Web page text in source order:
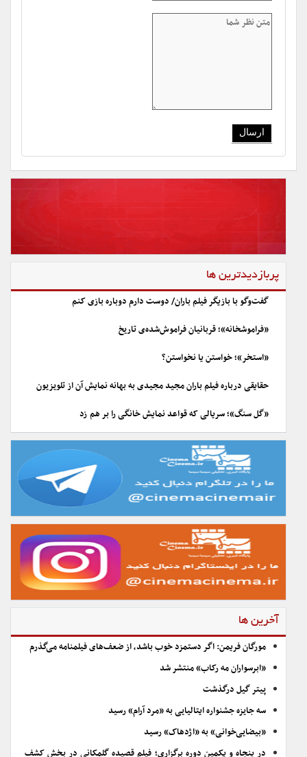
پربازدیدترین ها
گفت‌وگو با بازیگر فیلم باران/ دوست دارم دوباره بازی کنم
«فراموشخانه»؛ قربانیان فراموش‌شده‌ی تاریخ
«استخر»؛ خواستن یا نخواستن؟
حقایقی درباره فیلم باران مجید مجیدی به بهانه نمایش آن از تلویزیون
«گل سنگ»؛ سریالی که قواعد نمایش خانگی را بر هم زد
آخرین ها
مورگان فریمن: اگر دستمزد خوب باشد، از ضعف‌های فیلمنامه می‌گذرم
«ابرسواران مه رکاب» منتشر شد
پیتر گیل درگذشت
سه جایزه جشنواره ایتالیایی به «مرد آرام» رسید
«بیضایی‌خوانی» به «اژدهاک» رسید
در پنجاه و یکمین دوره برگزاری؛ فیلم قصیده گلمکانی در بخش کشف